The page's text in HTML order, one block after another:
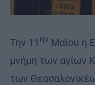
Την 11 ην Μαϊου η
μνήμη των αγίων
των